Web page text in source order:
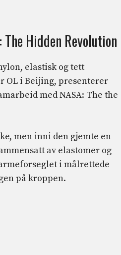
Hidden Revolution
elastisk og tett
OL i Beijing, presenterer
med NASA: The the
men inni den gjemte en
av elastomer og
i målrettede
på kroppen.